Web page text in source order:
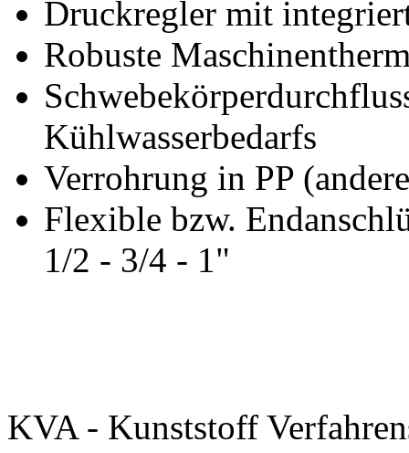
Druckregler mit
Robuste
Kühlwasserbedarfs
Verrohrung in PP
Flexible bzw.
1/2 - 3/4 - 1"
KVA - Kunststoff